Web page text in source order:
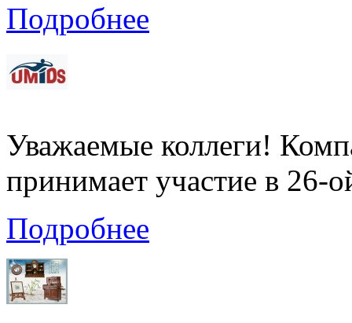
Подробнее
Уважаемые коллеги!
принимает участие в
Подробнее